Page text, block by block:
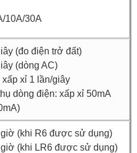
10A/30A
(đo điện trở đất)
(dòng AC)
xấp xỉ 1 lần/giây
dòng điện: xấp xỉ 50mA
(khi R6 được sử dụng)
(khi LR6 được sử dụng)